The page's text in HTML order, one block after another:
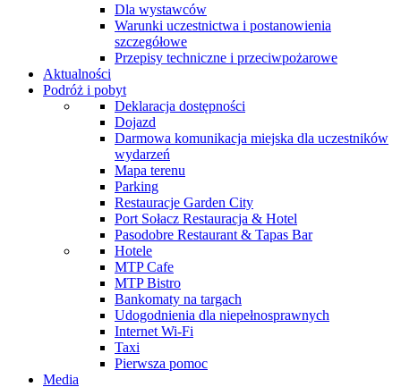
Dla wystawców
Warunki uczestnictwa i postanowienia
szczegółowe
Przepisy techniczne i przeciwpożarowe
Aktualności
Podróż i pobyt
Deklaracja dostępności
Dojazd
Darmowa komunikacja miejska dla uczestników
wydarzeń
Mapa terenu
Parking
Restauracje Garden City
Port Sołacz Restauracja & Hotel
Pasodobre Restaurant & Tapas Bar
Hotele
MTP Cafe
MTP Bistro
Bankomaty na targach
Udogodnienia dla niepełnosprawnych
Internet Wi-Fi
Taxi
Pierwsza pomoc
Media